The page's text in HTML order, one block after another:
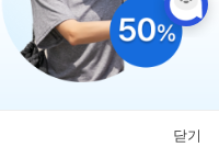
닫기
마이페이지